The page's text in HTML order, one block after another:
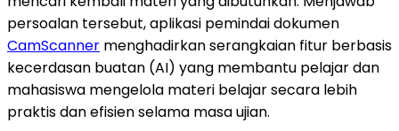
persoalan tersebut, aplikasi pemindai dokumen
CamScanner menghadirkan serangkaian fitur berbasis
kecerdasan buatan (AI) yang membantu pelajar dan
mahasiswa mengelola materi belajar secara lebih
praktis dan efisien selama masa ujian.